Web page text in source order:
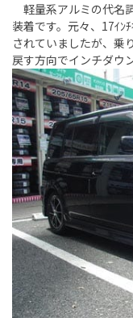
軽量系アルミの代名詞
装着です。元々、17ｲﾝ
されていましたが、乗
戻す方向でインチダウ